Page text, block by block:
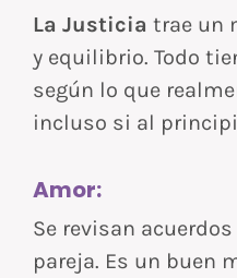
La Justicia trae un
y equilibrio. Todo
según lo que
incluso si al
Amor:
Se revisan
pareja. Es un buen